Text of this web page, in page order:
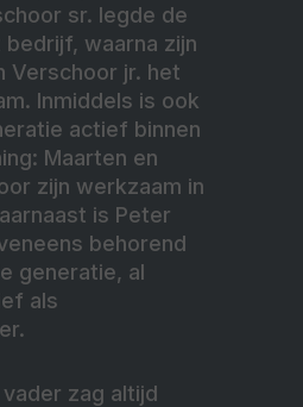
sr. legde de
bedrijf, waarna zijn
Verschoor jr. het
Inmiddels is ook
actief binnen
Maarten en
zijn werkzaam in
is Peter
behorend
generatie, al
als
zag altijd